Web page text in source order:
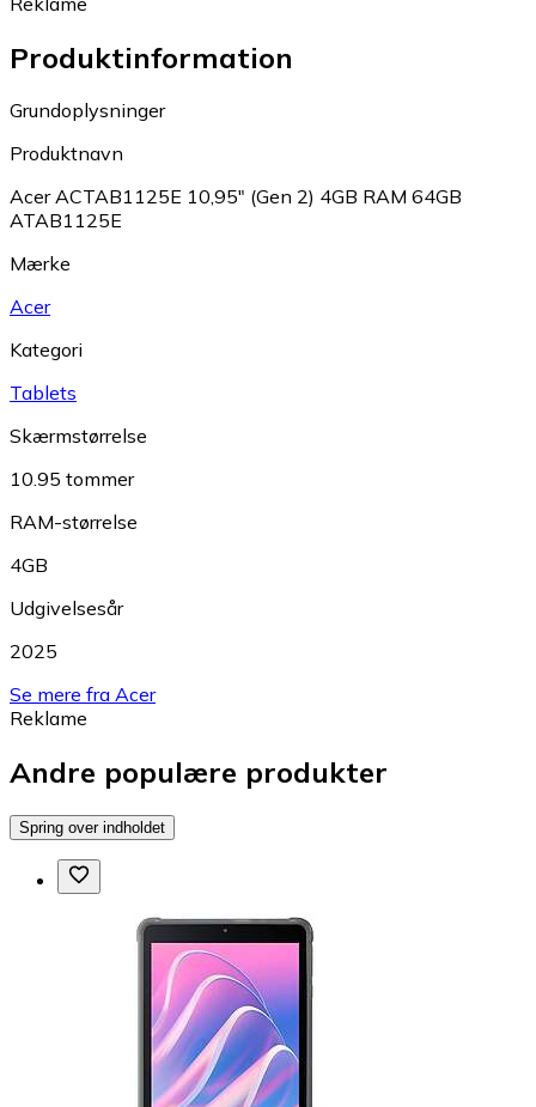
Produktinformation
Grundoplysninger
Produktnavn
Acer ACTAB1125E 10,95" (Gen 2) 4GB RAM 64GB
ATAB1125E
Mærke
Acer
Kategori
Tablets
Skærmstørrelse
10.95 tommer
RAM-størrelse
4GB
Udgivelsesår
2025
Se mere fra Acer
Reklame
Andre populære produkter
Spring over indholdet